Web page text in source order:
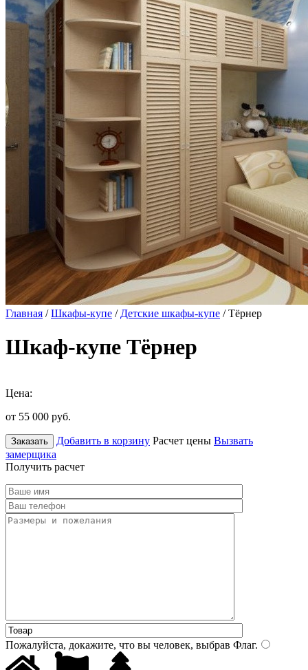
Главная /Шкафы-купе / Детские шкафы-купе / Тёрнер
Шкаф-купе Тёрнер
Цена:
от 55 000 руб.
Заказать Добавить в корзину Расчет цены Вызвать
замерщика
Получить расчет
Пожалуйста, докажите, что вы человек, выбрав Флаг.